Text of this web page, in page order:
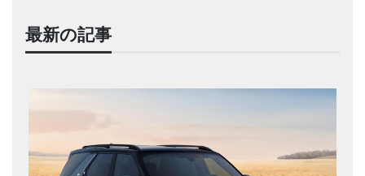
最新の記事